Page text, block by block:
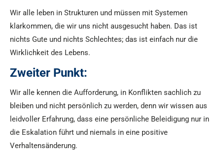
Wir alle leben in Strukturen und müssen mit Systemen
klarkommen, die wir uns nicht ausgesucht haben. Das ist
nichts Gute und nichts Schlechtes; das ist einfach nur die
Wirklichkeit des Lebens.
Zweiter Punkt:
Wir alle kennen die Aufforderung, in Konflikten sachlich zu
bleiben und nicht persönlich zu werden, denn wir wissen aus
leidvoller Erfahrung, dass eine persönliche Beleidigung nur in
die Eskalation führt und niemals in eine positive
Verhaltensänderung.